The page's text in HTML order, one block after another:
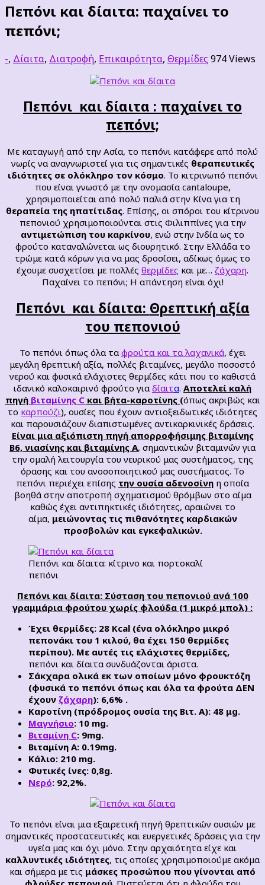
Πεπόνι και δίαιτα: παχαίνει το
πεπόνι;
-, Δίαιτα, Διατροφή, Επικαιρότητα, Θερμίδες 974 Views
Πεπόνι και δίαιτα : παχαίνει το
πεπόνι;
Με καταγωγή από την Ασία, το πεπόνι κατάφερε από πολύ
νωρίς να αναγνωριστεί για τις σημαντικές θεραπευτικές
ιδιότητες σε ολόκληρο τον κόσμο. Το κιτρινωπό πεπόνι
που είναι γνωστό με την ονομασία cantaloupe,
χρησιμοποιείται από πολύ παλιά στην Κίνα για τη
θεραπεία της ηπατίτιδας. Επίσης, οι σπόροι του κίτρινου
πεπονιού χρησιμοποιούνται στις Φιλιππίνες για την
αντιμετώπιση του καρκίνου, ενώ στην Ινδία ως το
φρούτο καταναλώνεται ως διουρητικό. Στην Ελλάδα το
τρώμε κατά κόρων για να μας δροσίσει, αδίκως όμως το
έχουμε συσχετίσει με πολλές θερμίδες και με… ζάχαρη.
Παχαίνει το πεπόνι; Η απάντηση είναι όχι!
Πεπόνι και δίαιτα: Θρεπτική αξία
του πεπονιού
Το πεπόνι όπως όλα ταφρούτα και τα λαχανικά, έχει
μεγάλη θρεπτική αξία, πολλές βιταμίνες, μεγάλο ποσοστό
νερού και φυσικά ελάχιστες θερμίδες κάτι που το καθιστά
ιδανικό καλοκαιρινό φρούτο γιαδίαιτα. Αποτελεί καλή
πηγή βιταμίνης C και βήτα-καροτίνης (όπως ακριβώς και
το καρπούζι), ουσίες που έχουν αντιοξειδωτικές ιδιότητες
και παρουσιάζουν διαπιστωμένες αντικαρκινικές δράσεις.
Είναι μια αξιόπιστη πηγή απορροφήσιμης βιταμίνης
Β6, νιασίνης και βιταμίνης Α, σημαντικών βιταμινών για
την ομαλή λειτουργία του νευρικού μας συστήματος, της
όρασης και του ανοσοποιητικού μας συστήματος. Το
πεπόνι περιέχει επίσης την ουσία αδενοσίνη η οποία
βοηθά στην αποτροπή σχηματισμού θρόμβων στο αίμα
καθώς έχει αντιπηκτικές ιδιότητες, αραιώνει το
αίμα, μειώνοντας τις πιθανότητες καρδιακών
προσβολών και εγκεφαλικών.
Πεπόνι και δίαιτα: κίτρινο και πορτοκαλί
πεπόνι
Πεπόνι και δίαιτα: Σύσταση του πεπονιού ανά 100
γραμμάρια φρούτου χωρίς φλούδα (1 μικρό μπολ) :
Έχει θερμίδες: 28 Kcal (ένα ολόκληρο μικρό
πεπονάκι του 1 κιλού, θα έχει 150 θερμίδες
περίπου). Με αυτές τις ελάχιστες θερμίδες,
πεπόνι και δίαιτα συνδυάζονται άριστα.
Σάκχαρα ολικά εκ των οποίων μόνο φρουκτόζη
(φυσικά το πεπόνι όπως και όλα τα φρούτα ΔΕΝ
έχουν ζάχαρη): 6,6% .
Καροτίνη (πρόδρομος ουσία της Bιτ. Α): 48 μg.
Μαγνήσιο: 10 mg.
Βιταμίνη C: 9mg.
Βιταμίνη Α: 0.19mg.
Κάλιο: 210 mg.
Φυτικές ίνες: 0,8g.
Νερό: 92,2%.
Το πεπόνι είναι μια εξαιρετική πηγή θρεπτικών ουσιών με
σημαντικές προστατευτικές και ευεργετικές δράσεις για την
υγεία μας και όχι μόνο. Στην αρχαιότητα είχε και
καλλυντικές ιδιότητες, τις οποίες χρησιμοποιούμε ακόμα
και σήμερα με τις μάσκες προσώπου που γίνονται από